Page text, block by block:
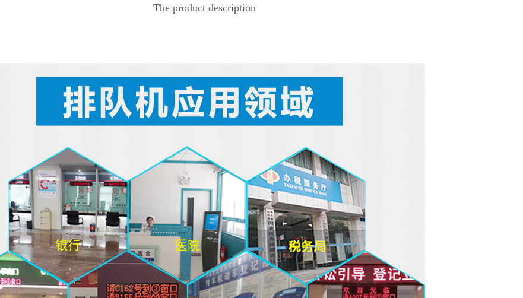
The product description